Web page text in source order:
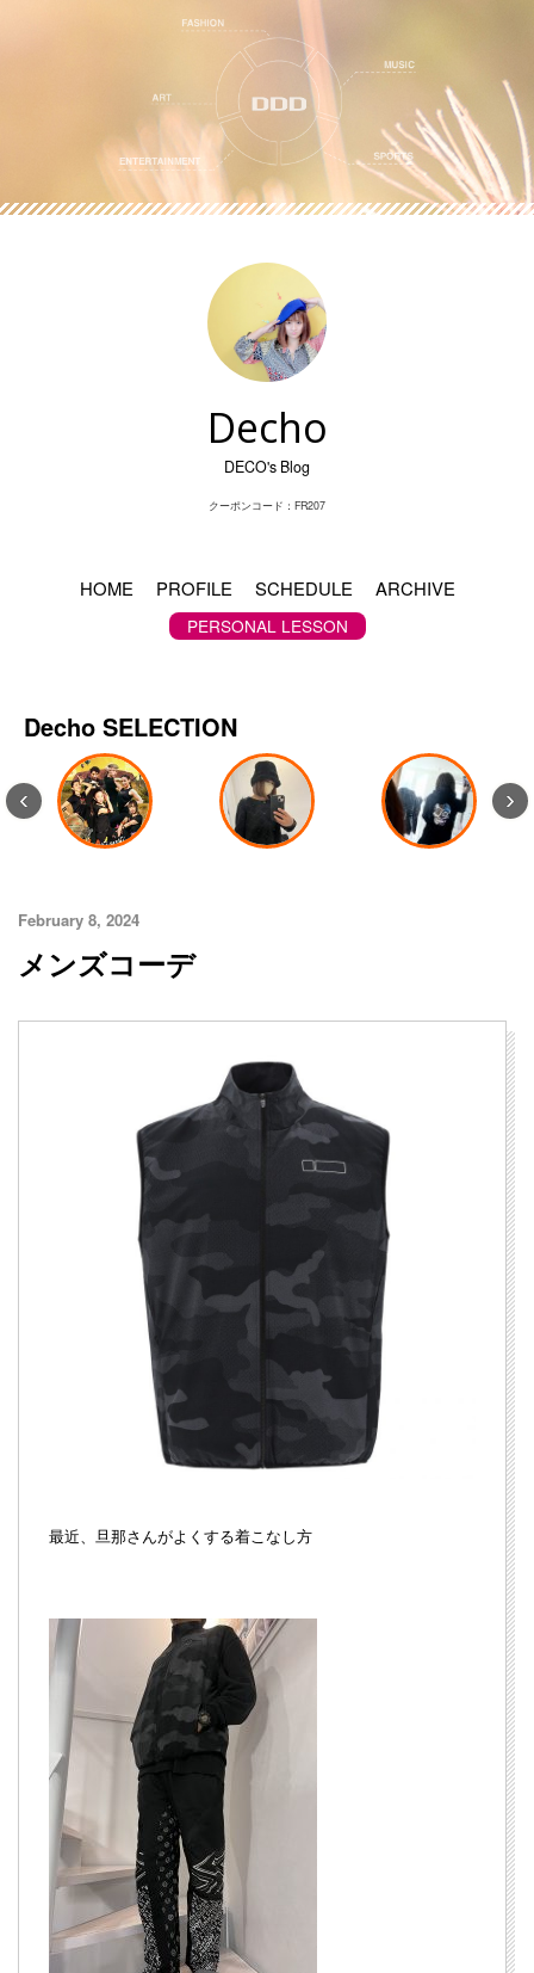
Decho
DECO's Blog
クーポンコード：FR207
HOME PROFILE SCHEDULE ARCHIVE
PERSONAL LESSON
Decho SELECTION
‹ ›
February 8, 2024
メンズコーデ
最近、旦那さんがよくする着こなし方